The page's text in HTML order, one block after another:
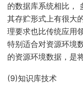
的数据库系统相比，
其存贮形式上有很大
理要求也比传统应用
特别适合对资源环境
的资源环境数据，是
(9)知识库技术